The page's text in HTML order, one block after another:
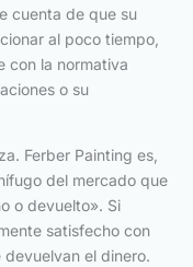
cuenta de que su
al poco tiempo,
con la normativa
o su
Ferber Painting es,
del mercado que
o devuelto». Si
satisfecho con
el dinero.